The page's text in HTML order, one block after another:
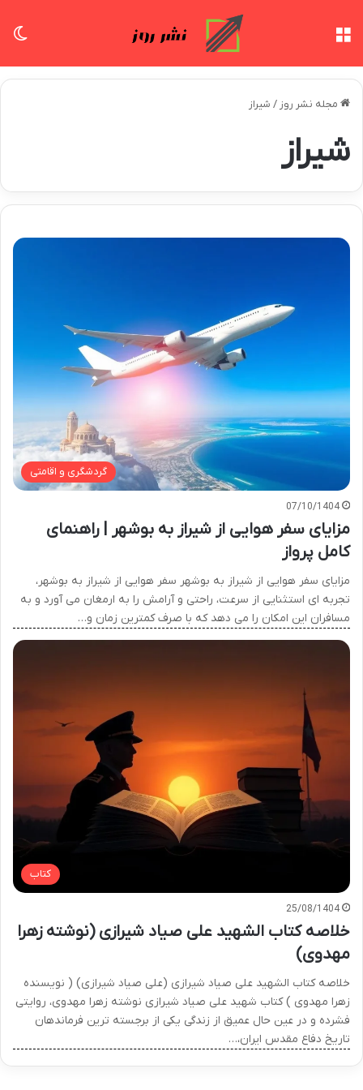
مجله نشر روز / شیراز
شیراز
گردشگری و اقامتی
07/10/1404
مزایای سفر هوایی از شیراز به بوشهر | راهنمای
کامل پرواز
مزایای سفر هوایی از شیراز به بوشهر سفر هوایی از شیراز به بوشهر،
تجربه ای استثنایی از سرعت، راحتی و آرامش را به ارمغان می آورد و به
مسافران این امکان را می دهد که با صرف کمترین زمان و…
کتاب
25/08/1404
خلاصه کتاب الشهید علی صیاد شیرازی (نوشته زهرا
مهدوی)
خلاصه کتاب الشهید علی صیاد شیرازی (علی صیاد شیرازی) ( نویسنده
زهرا مهدوی ) کتاب شهید علی صیاد شیرازی نوشته زهرا مهدوی، روایتی
فشرده و در عین حال عمیق از زندگی یکی از برجسته ترین فرماندهان
تاریخ دفاع مقدس ایران،…